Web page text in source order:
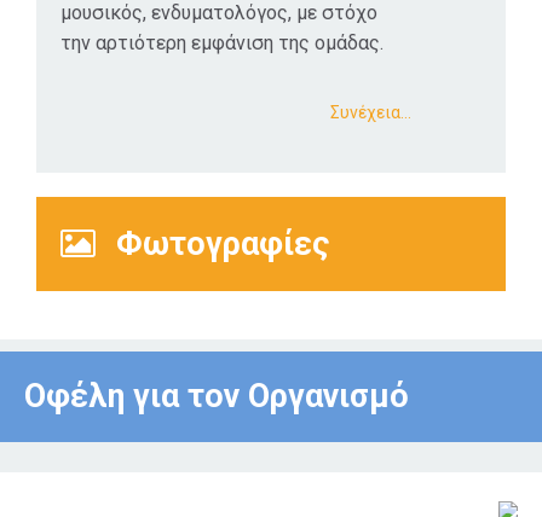
μουσικός, ενδυματολόγος, με στόχο
την αρτιότερη εμφάνιση της ομάδας.
Συνέχεια…
Φωτογραφίες
Οφέλη για τον Οργανισμό